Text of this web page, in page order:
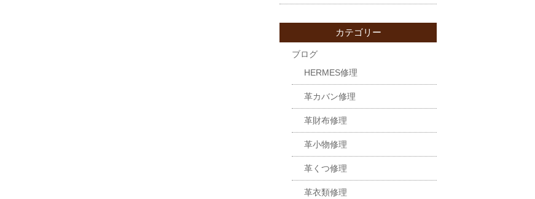
カテゴリー
ブログ
HERMES修理
革カバン修理
革財布修理
革小物修理
革くつ修理
革衣類修理